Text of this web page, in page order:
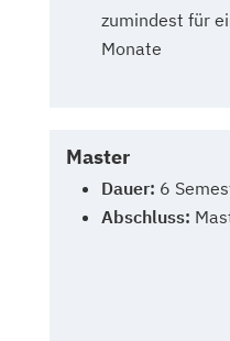
zumindest für
Monate
Master
Dauer: 6
Abschluss: